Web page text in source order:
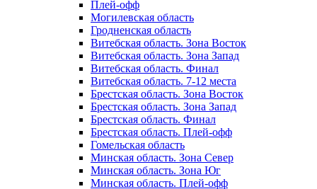
Плей-офф
Могилевская область
Гродненская область
Витебская область. Зона Восток
Витебская область. Зона Запад
Витебская область. Финал
Витебская область. 7-12 места
Брестская область. Зона Восток
Брестская область. Зона Запад
Брестская область. Финал
Брестская область. Плей-офф
Гомельская область
Минская область. Зона Север
Минская область. Зона Юг
Минская область. Плей-офф